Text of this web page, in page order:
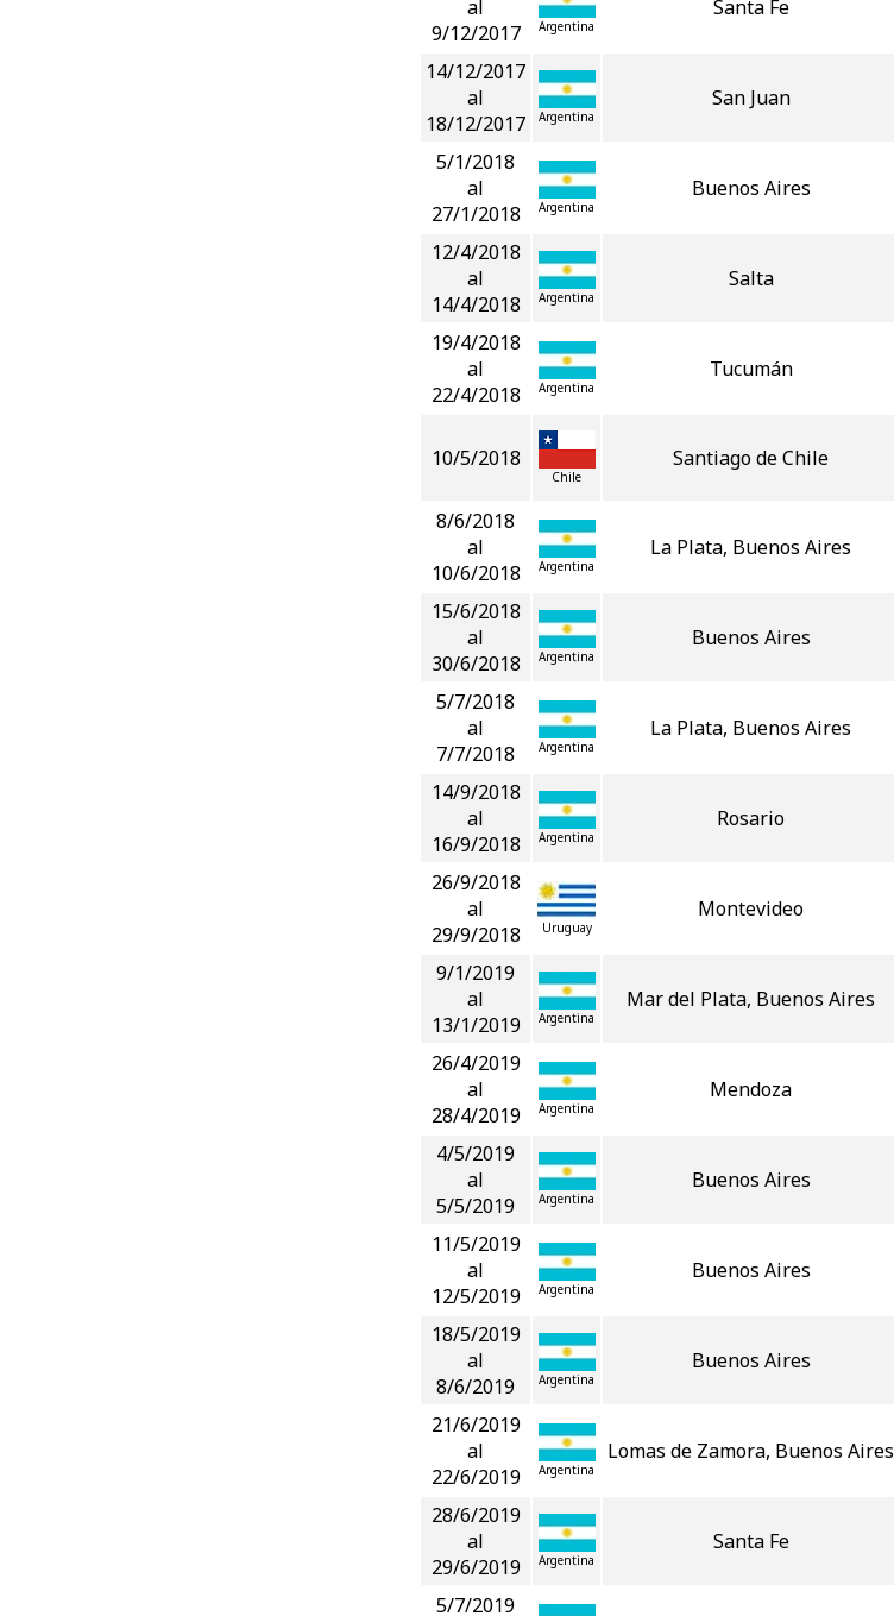
al
9/12/2017
Argentina
Santa Fe
14/12/2017
al
18/12/2017
Argentina
San Juan
5/1/2018
al
27/1/2018
Argentina
Buenos Aires
12/4/2018
al
14/4/2018
Argentina
Salta
19/4/2018
al
22/4/2018
Argentina
Tucumán
10/5/2018
Chile
Santiago de Chile
8/6/2018
al
10/6/2018
Argentina
La Plata, Buenos Aires
15/6/2018
al
30/6/2018
Argentina
Buenos Aires
5/7/2018
al
7/7/2018
Argentina
La Plata, Buenos Aires
14/9/2018
al
16/9/2018
Argentina
Rosario
26/9/2018
al
29/9/2018
Uruguay
Montevideo
9/1/2019
al
13/1/2019
Argentina
Mar del Plata, Buenos Aires
26/4/2019
al
28/4/2019
Argentina
Mendoza
4/5/2019
al
5/5/2019
Argentina
Buenos Aires
11/5/2019
al
12/5/2019
Argentina
Buenos Aires
18/5/2019
al
8/6/2019
Argentina
Buenos Aires
21/6/2019
al
22/6/2019
Argentina
Lomas de Zamora, Buenos Aires
28/6/2019
al
29/6/2019
Argentina
Santa Fe
5/7/2019